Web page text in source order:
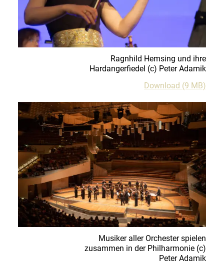
Ragnhild Hemsing und ihre
Hardangerfiedel (c) Peter Adamik
Download (9 MB)
Musiker aller Orchester spielen
zusammen in der Philharmonie (c)
Peter Adamik